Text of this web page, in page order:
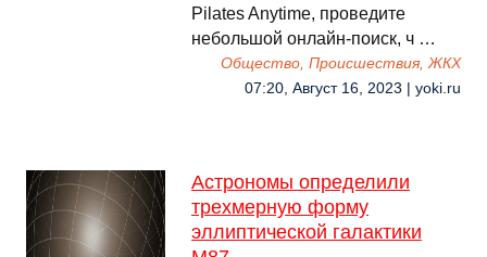
Pilates Anytime, проведите
небольшой онлайн-поиск, ч …
Общество, Происшествия, ЖКХ
07:20, Август 16, 2023 | yoki.ru
Астрономы определили
трехмерную форму
эллиптической галактики